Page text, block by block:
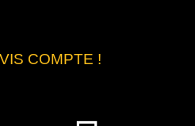
COMPTE !